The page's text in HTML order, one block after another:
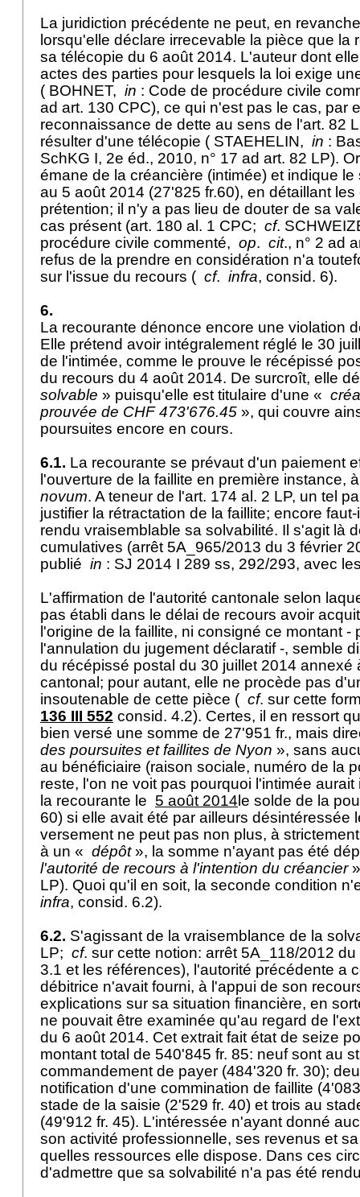
La juridiction précédente ne peut, en
lorsqu'elle déclare irrecevable la pièce que la
sa télécopie du 6 août 2014. L'auteur dont
actes des parties pour lesquels la loi exige
( BOHNET, in : Code de procédure civile
ad art. 130 CPC), ce qui n'est pas le cas, par
reconnaissance de dette au sens de l'art. 82
résulter d'une télécopie ( STAEHELIN, in :
SchKG I, 2e éd., 2010, n° 17 ad art. 82 LP).
émane de la créancière (intimée) et indique
au 5 août 2014 (27'825 fr.60), en détaillant
prétention; il n'y a pas lieu de douter de sa
cas présent (art. 180 al. 1 CPC; cf.
procédure civile commenté, op. cit., n° 2 ad
refus de la prendre en considération n'a
sur l'issue du recours ( cf. infra, consid. 6).
6.
La recourante dénonce encore une violation
Elle prétend avoir intégralement réglé le 30
de l'intimée, comme le prouve le récépissé
du recours du 4 août 2014. De surcroît, elle
solvable » puisqu'elle est titulaire d'une «
prouvée de CHF 473'676.45 », qui couvre
poursuites encore en cours.
6.1. La recourante se prévaut d'un paiement
l'ouverture de la faillite en première instance,
novum. A teneur de l'art. 174 al. 2 LP, un tel
justifier la rétractation de la faillite; encore
rendu vraisemblable sa solvabilité. Il s'agit là
cumulatives (arrêt 5A_965/2013 du 3 février
publié in : SJ 2014 I 289 ss, 292/293, avec
L'affirmation de l'autorité cantonale selon
pas établi dans le délai de recours avoir
l'origine de la faillite, ni consigné ce montant -
l'annulation du jugement déclaratif -, semble
du récépissé postal du 30 juillet 2014 annexé
cantonal; pour autant, elle ne procède pas
insoutenable de cette pièce ( cf. sur cette
136 III 552 consid. 4.2). Certes, il en ressort
bien versé une somme de 27'951 fr., mais
des poursuites et faillites de Nyon », sans
au bénéficiaire (raison sociale, numéro de la
reste, l'on ne voit pas pourquoi l'intimée
la recourante le 5 août 2014 le solde de la
60) si elle avait été par ailleurs
versement ne peut pas non plus, à
à un « dépôt», la somme n'ayant pas été
l'autorité de recours à l'intention du créancier
LP). Quoi qu'il en soit, la seconde condition
infra, consid. 6.2).
6.2. S'agissant de la vraisemblance de la
LP; cf. sur cette notion: arrêt 5A_118/2012
3.1 et les références), l'autorité précédente a
débitrice n'avait fourni, à l'appui de son
explications sur sa situation financière, en
ne pouvait être examinée qu'au regard de
du 6 août 2014. Cet extrait fait état de seize
montant total de 540'845 fr. 85: neuf sont au
commandement de payer (484'320 fr. 30);
notification d'une commination de faillite
stade de la saisie (2'529 fr. 40) et trois au
(49'912 fr. 45). L'intéressée n'ayant donné
son activité professionnelle, ses revenus et
quelles ressources elle dispose. Dans ces
d'admettre que sa solvabilité n'a pas été